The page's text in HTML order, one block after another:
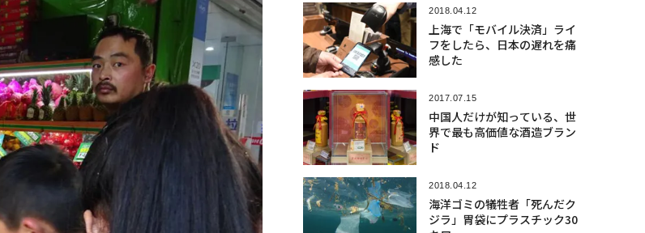
2018.04.12
上海で「モバイル決済」ライ
フをしたら、日本の遅れを痛
感した
2017.07.15
中国人だけが知っている、世
界で最も高価値な酒造ブラン
ド
2018.04.12
海洋ゴミの犠牲者「死んだク
ジラ」胃袋にプラスチック30